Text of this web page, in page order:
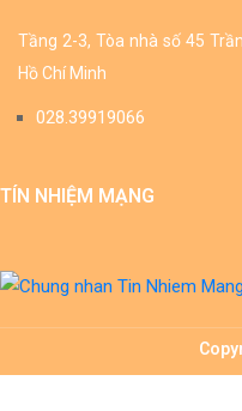
Tầng 2-3, Tòa nhà số 45
Hồ Chí Minh
028.39919066
TÍN NHIỆM MẠNG